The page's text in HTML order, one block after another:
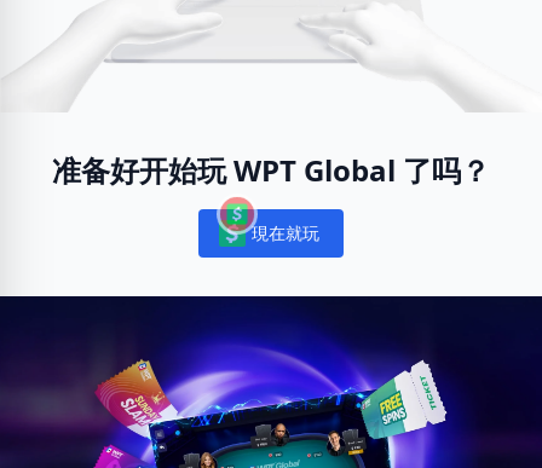
准备好开始玩 WPT Global 了吗？
Notifications
現在就玩